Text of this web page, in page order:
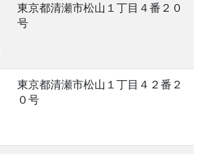
東京都清瀬市松山１丁目４番２０
号
東京都清瀬市松山１丁目４２番２
０号